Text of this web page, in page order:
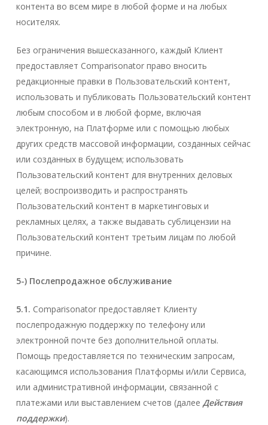
контента во всем мире в любой форме и на любых
носителях.
Без ограничения вышесказанного, каждый Клиент
предоставляет Comparisonator право вносить
редакционные правки в Пользовательский контент,
использовать и публиковать Пользовательский контент
любым способом и в любой форме, включая
электронную, на Платформе или с помощью любых
других средств массовой информации, созданных сейчас
или созданных в будущем; использовать
Пользовательский контент для внутренних деловых
целей; воспроизводить и распространять
Пользовательский контент в маркетинговых и
рекламных целях, а также выдавать сублицензии на
Пользовательский контент третьим лицам по любой
причине.
5-) Послепродажное обслуживание
5.1. Comparisonator предоставляет Клиенту
послепродажную поддержку по телефону или
электронной почте без дополнительной оплаты.
Помощь предоставляется по техническим запросам,
касающимся использования Платформы и/или Сервиса,
или административной информации, связанной с
платежами или выставлением счетов (далее Действия
поддержки).